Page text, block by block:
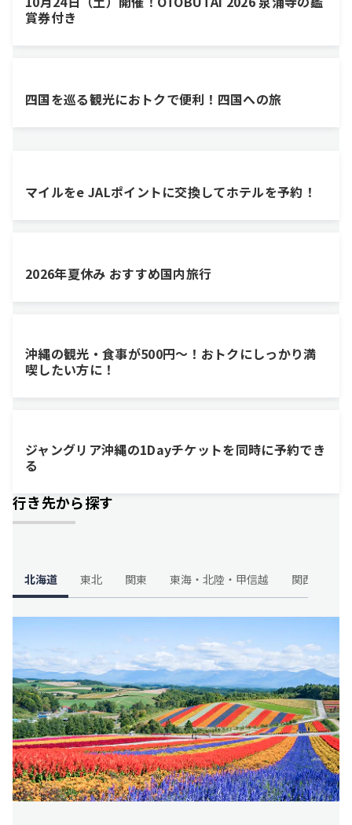
賞券付き
四国を巡る観光におトクで便利！四国への旅
マイルをe JALポイントに交換してホテルを予約！
2026年夏休み おすすめ国内旅行
沖縄の観光・食事が500円～！おトクにしっかり満
喫したい方に！
ジャングリア沖縄の1Dayチケットを同時に予約でき
る
行き先から探す
北海道 東北 関東 東海・北陸・甲信越 関西